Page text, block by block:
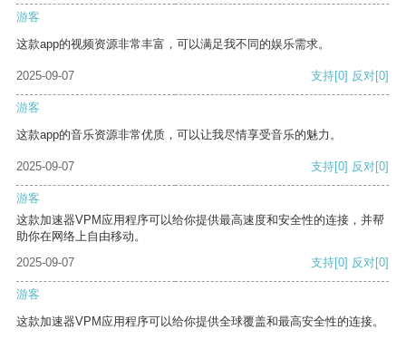
游客
这款app的视频资源非常丰富，可以满足我不同的娱乐需求。
2025-09-07 支持[0] 反对[0]
游客
这款app的音乐资源非常优质，可以让我尽情享受音乐的魅力。
2025-09-07 支持[0] 反对[0]
游客
这款加速器VPM应用程序可以给你提供最高速度和安全性的连接，并帮
助你在网络上自由移动。
2025-09-07
支持[0] 反对[0]
游客
这款加速器VPM应用程序可以给你提供全球覆盖和最高安全性的连接。